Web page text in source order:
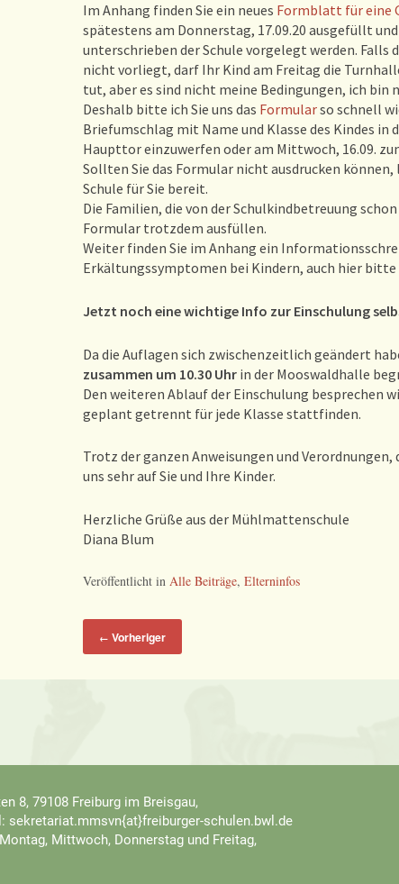
Im Anhang finden Sie ein neues Formblatt für eine
spätestens am Donnerstag, 17.09.20 ausgefüllt
unterschrieben der Schule vorgelegt werden. Falls
nicht vorliegt, darf Ihr Kind am Freitag die
tut, aber es sind nicht meine Bedingungen, ich bin
Deshalb bitte ich Sie uns das Formularso schnell
Briefumschlag mit Name und Klasse des Kindes
Haupttor einzuwerfen oder am Mittwoch, 16.09.
Sollten Sie das Formular nicht ausdrucken
Schule für Sie bereit.
Die Familien, die von der Schulkindbetreuung
Formular trotzdem ausfüllen.
Weiter finden Sie im Anhang ein
Erkältungssymptomen bei Kindern, auch hier bitte
Jetzt noch eine wichtige Info zur Einschulung
Da die Auflagen sich zwischenzeitlich geändert
zusammen um 10.30 Uhrin der Mooswaldhalle
Den weiteren Ablauf der Einschulung besprechen
geplant getrennt für jede Klasse stattfinden.
Trotz der ganzen Anweisungen und
uns sehr auf Sie und Ihre Kinder.
Herzliche Grüße aus der Mühlmattenschule
Diana Blum
Veröffentlicht in Alle Beiträge, Elterninfos
← Vorheriger
8, 79108 Freiburg im Breisgau,
sekretariat.mmsvn{at}freiburger-schulen.bwl.de
Mittwoch, Donnerstag und Freitag,